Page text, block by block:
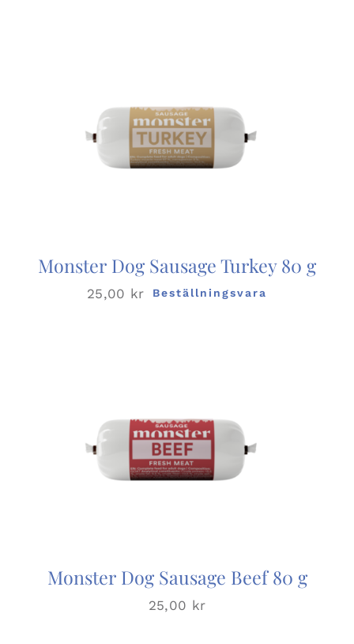
Monster Dog Sausage Turkey 80 g
25,00 kr Beställningsvara
Monster Dog Sausage Beef 80 g
25,00 kr